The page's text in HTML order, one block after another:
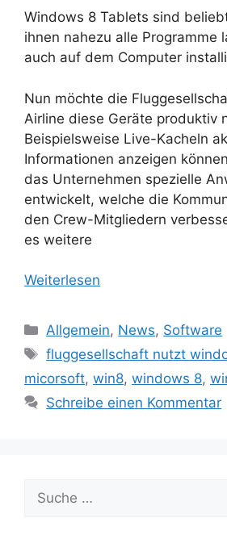
Windows 8 Tablets sind
ihnen nahezu alle Programme
auch auf dem Computer
Nun möchte die
Airline diese Geräte produktiv
Beispielsweise Live-Kacheln
Informationen anzeigen
das Unternehmen spezielle
entwickelt, welche die
den Crew-Mitgliedern
es weitere
Weiterlesen
Kategorien
Allgemein, News, Software
Schlagwörter
fluggesellschaft nutzt
micorsoft, win8, windows 8,
Schreibe einen Kommentar
Suche
nach: